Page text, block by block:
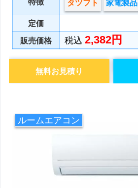
タツフト 家電製品
定価
販売価格 税込2,382円
無料お見積り
ルームエアコン